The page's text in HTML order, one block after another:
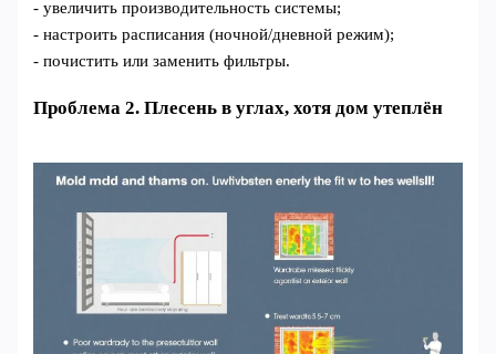
- увеличить производительность системы;
- настроить расписания (ночной/дневной режим);
- почистить или заменить фильтры.
Проблема 2. Плесень в углах, хотя дом утеплён